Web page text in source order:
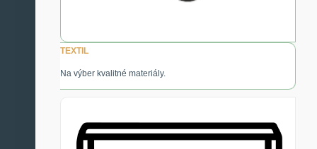
TEXTIL
Na výber kvalitné materiály.